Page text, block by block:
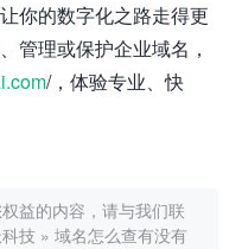
你的数字化之路走得更
管理或保护企业域名，
/，体验专业、快
益的内容，请与我们联
技 » 域名怎么查有没有